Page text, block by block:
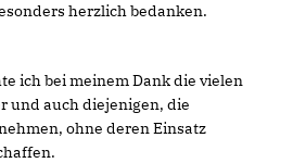
herzlich bedanken.
ich bei meinem Dank die vielen
und auch diejenigen, die
ohne deren Einsatz